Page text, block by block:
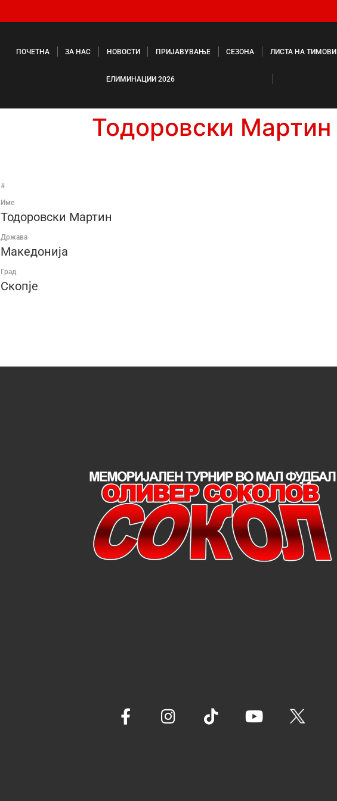
ПОЧЕТНА ЗА НАС НОВОСТИ ПРИЈАВУВАЊЕ СЕЗОНА ЛИСТА НА ТИМОВИ
ЕЛИМИНАЦИИ 2026
Тодоровски Мартин
#
Име
Тодоровски Мартин
Држава
Македонија
Град
Скопје